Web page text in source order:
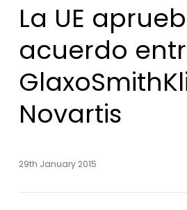
La UE
acuerdo
Novartis
29th January 2015